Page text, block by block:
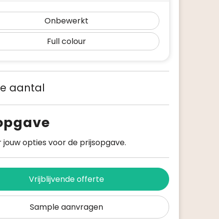
Onbewerkt
Full colour
aantal
opties voor de prijsopgave.
Vrijblijvende offerte
Sample aanvragen